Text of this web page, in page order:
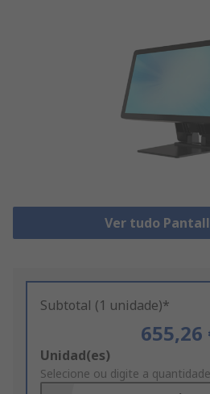
Ver tudo
Subtotal (1 unidade)*
655,26
Add
to
Unidad(es)
Selecione ou digite a quantidade